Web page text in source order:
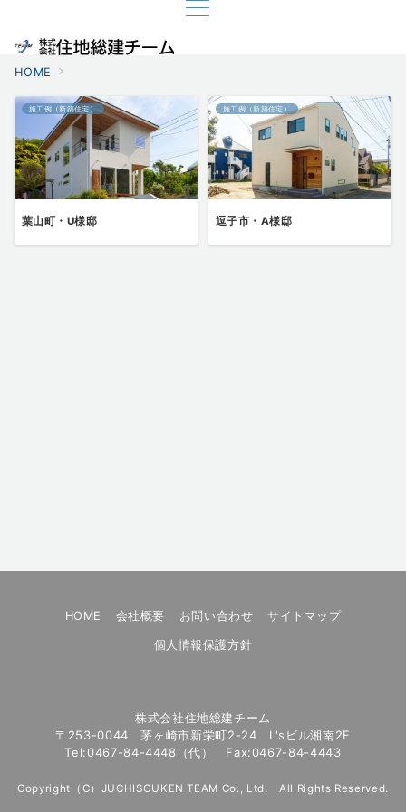
HOME
施工例（新築住宅）
葉山町・U様邸
施工例（新築住宅）
逗子市・A様邸
HOME 会社概要 お問い合わせ サイトマップ
個人情報保護方針
株式会社住地総建チーム
〒253-0044 茅ヶ崎市新栄町2-24 L'sビル湘南2F
Tel:0467-84-4448（代） Fax:0467-84-4443
Copyright（C）JUCHISOUKEN TEAM Co., Ltd. All Rights Reserved.